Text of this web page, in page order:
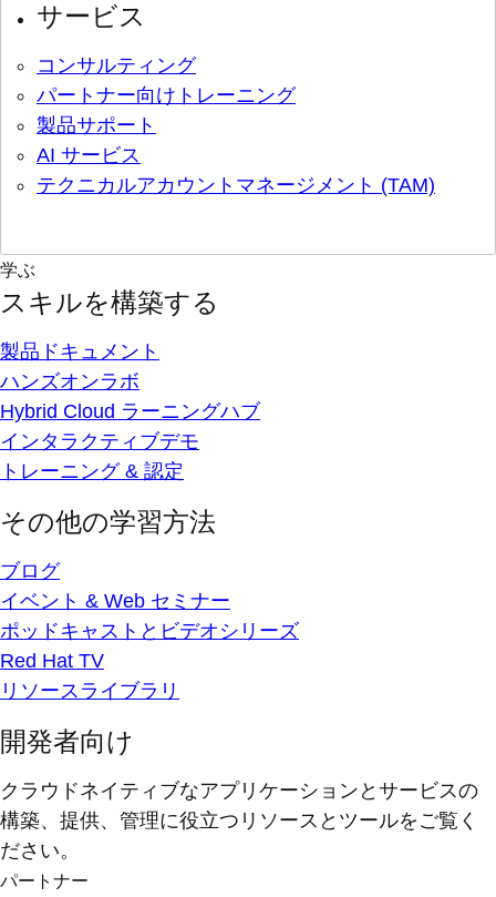
サービス
コンサルティング
パートナー向けトレーニング
製品サポート
AI サービス
テクニカルアカウントマネージメント (TAM)
学ぶ
スキルを構築する
製品ドキュメント
ハンズオンラボ
Hybrid Cloud ラーニングハブ
インタラクティブデモ
トレーニング & 認定
その他の学習方法
ブログ
イベント & Web セミナー
ポッドキャストとビデオシリーズ
Red Hat TV
リソースライブラリ
開発者向け
クラウドネイティブなアプリケーションとサービスの
構築、提供、管理に役立つリソースとツールをご覧く
ださい。
パートナー